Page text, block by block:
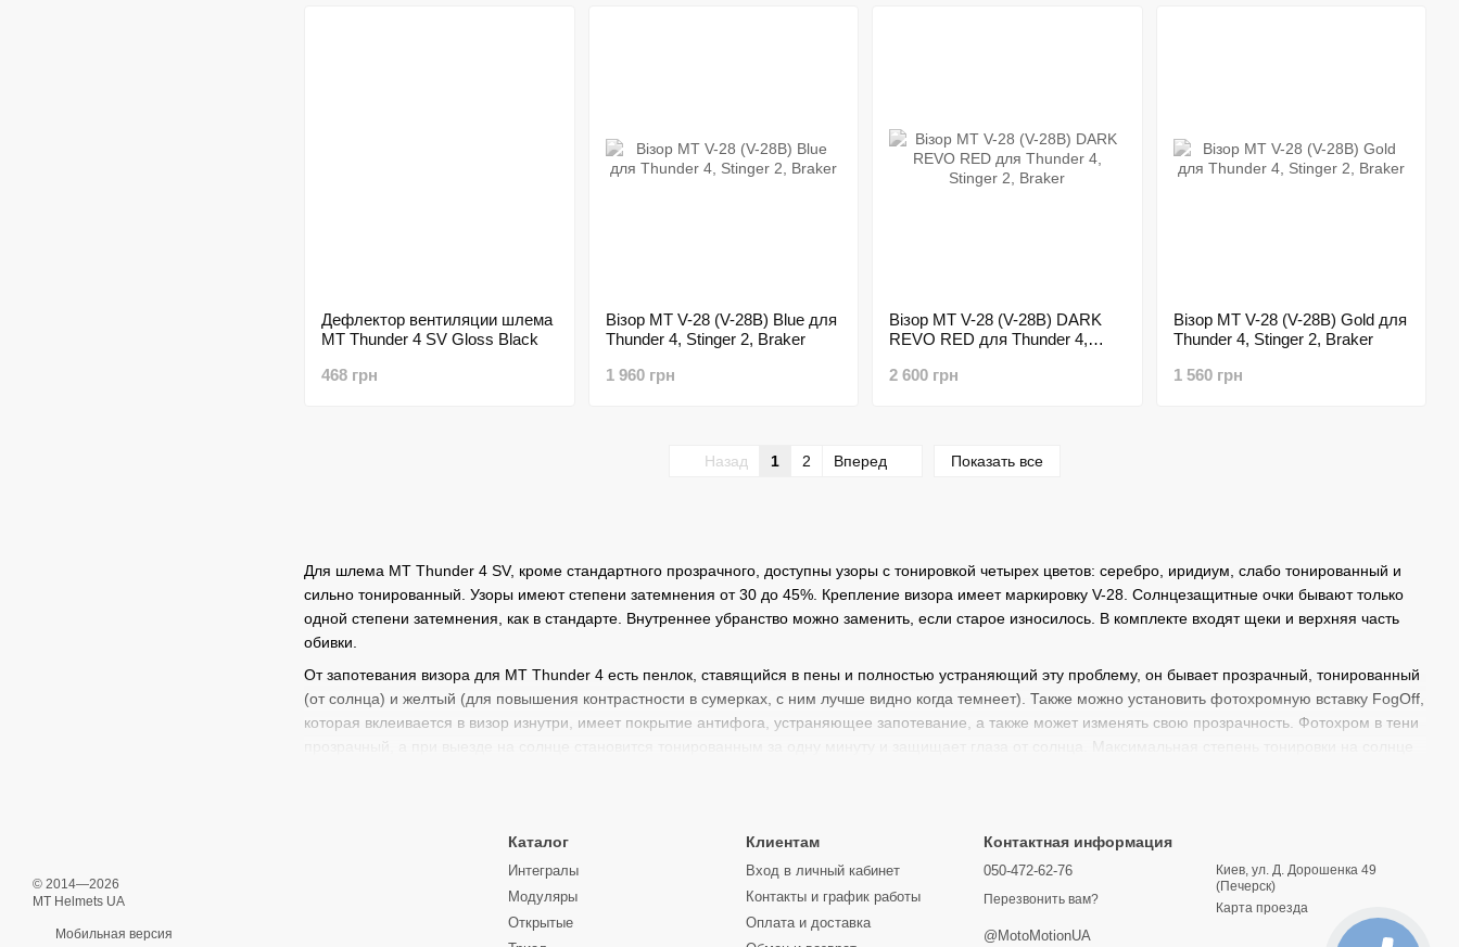
Для шлема МТ Thunder 4 SV, кроме стандартного прозрачного, доступны узоры с тонировкой четырех цветов: серебро, иридиум, слабо тонированный и
сильно тонированный. Узоры имеют степени затемнения от 30 до 45%. Крепление визора имеет маркировку V-28. Солнцезащитные очки бывают только
одной степени затемнения, как в стандарте. Внутреннее убранство можно заменить, если старое износилось. В комплекте входят щеки и верхняя часть
обивки.
От запотевания визора для MT Thunder 4 есть пенлок, ставящийся в пены и полностью устраняющий эту проблему, он бывает прозрачный, тонированный
(от солнца) и желтый (для повышения контрастности в сумерках, с ним лучше видно когда темнеет). Также можно установить фотохромную вставку FogOff,
которая вклеивается в визор изнутри, имеет покрытие антифога, устраняющее запотевание, а также может изменять свою прозрачность. Фотохром в тени
Дефлектор вентиляции шлема
MT Thunder 4 SV Gloss Black
468 грн
Візор MT V-28 (V-28B) Blue для
Thunder 4, Stinger 2, Braker
1 960 грн
Візор MT V-28 (V-28B) DARK
REVO RED для Thunder 4,
2 600 грн
Візор MT V-28 (V-28B) Gold для
Thunder 4, Stinger 2, Braker
1 560 грн
Назад 1 2 Вперед Показать все
© 2014—2026
MT Helmets UA
Мобильная версия
Каталог
Интегралы
Модуляры
Открытые
Клиентам
Вход в личный кабинет
Контакты и график работы
Оплата и доставка
Контактная информация
050-472-62-76
Перезвонить вам?
@MotoMotionUA
Киев, ул. Д. Дорошенка 49
(Печерск)
Карта проезда